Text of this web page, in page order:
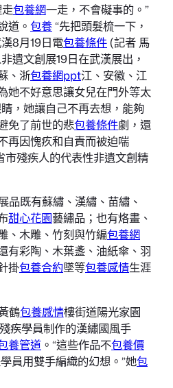
包養網一走，不會礙事的。”
道。 包養“先把頭髮梳一下，
8月19日電包養條件(記者 馬
遺文創展19日在武漢展出，
、浙包養網ppt江、安徽、江
她不好意思讓女兒在門外等太
，她讓自己不再去想，能夠
免了前世的悲包養條件劇，還
再因愧疚和自責而被迫喘
市殘疾人的代表性非遺文創精
品既有蘇繡、漢繡、苗繡、
甜心花園藝繡品；也有烙畫、
、木雕、竹刻與竹編包養網
有彩陶、木葉盞、油紙傘、羽
掛包養合約墜等包養感情生涯
鶴包養感情樓街道陽光家園
疾學員制作的漢繡國風手
養管道 。“這些作品不包養價
員用雙手編織的幻想。”她包